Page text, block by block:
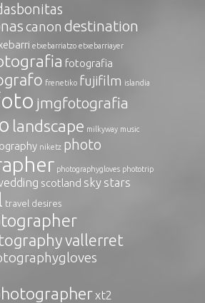
canon destination
etxebarriatzo etxebarriayer
fotografia
frenetiko fujifilm islandia
jmgfotografia
landscape milkyway music
niketz photo
photographygloves phototrip
scotland sky stars
travel desires
vallerret
xt2